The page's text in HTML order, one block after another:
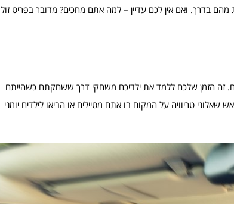
מהם בדרך. ואם אין לכם עדיין – למה אתם מחכים? מדובר בפריט זול
זה הזמן שלכם ללמד את ילדיכם משחקי דרך ששחקתם כשהייתם
טריוויה על המקום בו אתם מטיילים או הביאו לילדים יומני